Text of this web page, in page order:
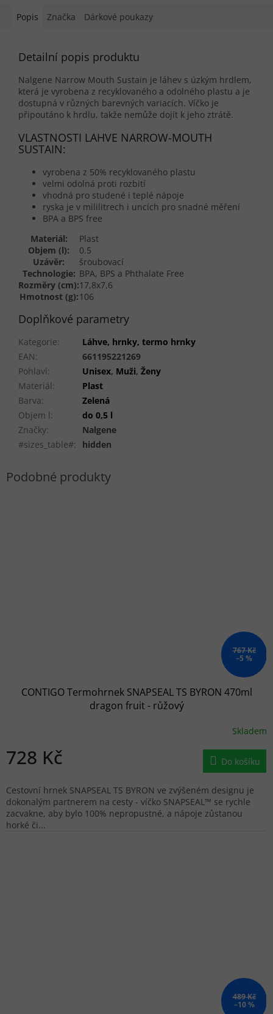
Popis Značka Dárkové poukazy
Detailní popis produktu
Nalgene Narrow Mouth Sustain je láhev s úzkým hrdlem,
která je vyrobena z recyklovaného a odolného plastu a je
dostupná v různých barevných variacích. Víčko je
připoutáno k hrdlu, takže nemůže dojít k jeho ztrátě.
VLASTNOSTI LAHVE NARROW-MOUTH
SUSTAIN:
vyrobena z 50% recyklovaného plastu
velmi odolná proti rozbití
vhodná pro studené i teplé nápoje
ryska je v mililitrech i uncích pro snadné měření
BPA a BPS free
Materiál:
Plast
Objem (l):
0.5
Uzávěr:
šroubovací
Technologie: BPA, BPS a Phthalate Free
Rozměry (cm):17,8x7,6
Hmotnost (g):106
Doplňkové parametry
Kategorie:
Láhve, hrnky, termo hrnky
EAN:
661195221269
Pohlaví: Unisex, Muži, Ženy
Materiál:
Plast
Barva:
Zelená
Objem l:
do 0,5 l
Značky:
Nalgene
#sizes_table#: hidden
767 Kč
–5 %
CONTIGO Termohrnek SNAPSEAL TS BYRON 470ml
dragon fruit - růžový
Skladem
728 Kč Do košíku
Cestovní hrnek SNAPSEAL TS BYRON ve zvýšeném designu je
dokonalým partnerem na cesty - víčko SNAPSEAL™ se rychle
zacvakne, aby bylo 100% nepropustné, a nápoje zůstanou
horké či...
489 Kč
–10 %